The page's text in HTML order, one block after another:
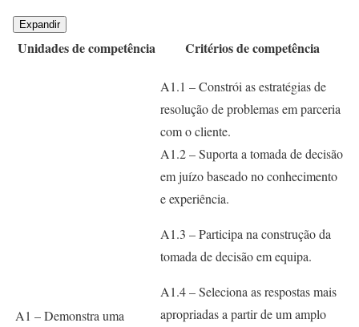
Expandir
Unidades de competência Critérios de competência
A1 – Demonstra uma
A1.1 – Constrói as estratégias de
resolução de problemas em parceria
com o cliente.
A1.2 – Suporta a tomada de decisão
em juízo baseado no conhecimento
e experiência.
A1.3 – Participa na construção da
tomada de decisão em equipa.
A1.4 – Seleciona as respostas mais
apropriadas a partir de um amplo